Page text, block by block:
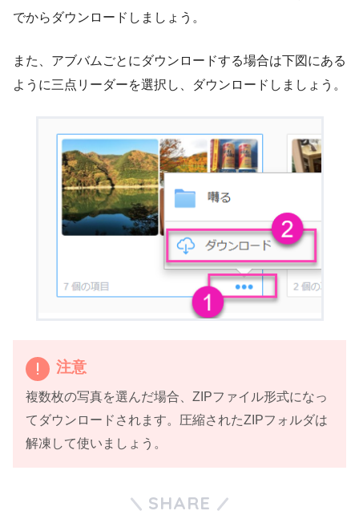
でからダウンロードしましょう。
また、アブバムごとにダウンロードする場合は下図にある
ように三点リーダーを選択し、ダウンロードしましょう。
注意
複数枚の写真を選んだ場合、ZIPファイル形式になっ
てダウンロードされます。圧縮されたZIPフォルダは
解凍して使いましょう。
SHARE